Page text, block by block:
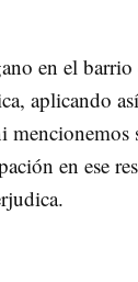
en el
aplicando
en ese